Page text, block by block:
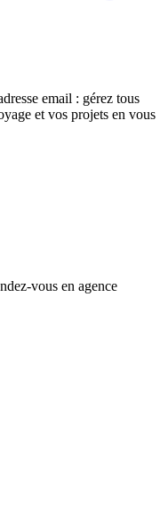
email : gérez tous
et vos projets en vous
vous en agence